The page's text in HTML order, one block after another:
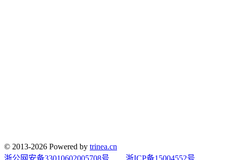
© 2013-2026 Powered by trinea.cn
浙公网安备33010602005708号
浙ICP备15004552号